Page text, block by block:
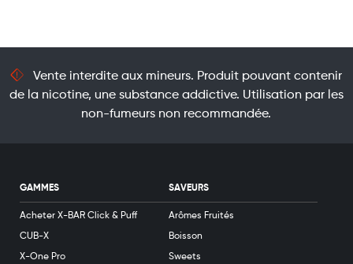
Vente interdite aux mineurs. Produit pouvant contenir
de la nicotine, une substance addictive. Utilisation par les
non-fumeurs non recommandée.
GAMMES
Acheter X-BAR Click & Puff
CUB-X
X-One Pro
SAVEURS
Arômes Fruités
Boisson
Sweets